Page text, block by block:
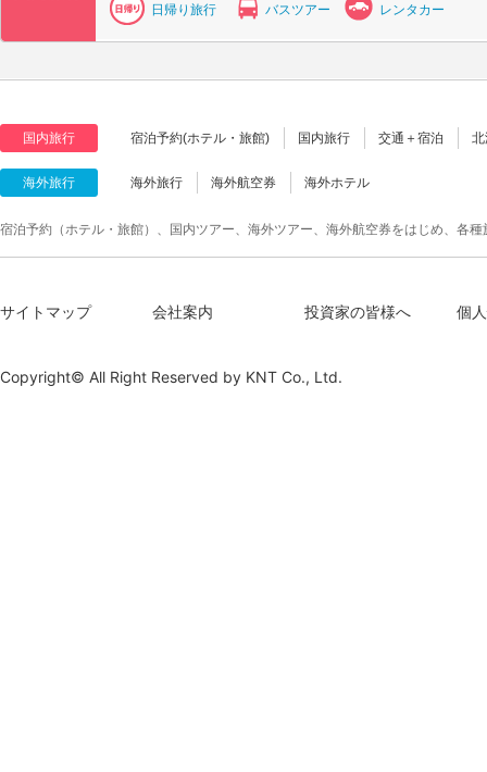
日帰り旅行 バスツアー レンタカー
国内旅行 宿泊予約(ホテル・旅館) 国内旅行 交通＋宿泊
海外旅行 海外旅行 海外航空券 海外ホテル
宿泊予約（ホテル・旅館）、国内ツアー、海外ツアー、海外航空券をはじめ、各
サイトマップ 会社案内 投資家の皆様へ 個
Copyright© All Right Reserved by KNT Co., Ltd.